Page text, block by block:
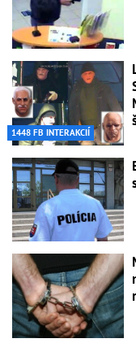
1448 FB INTERAKCIÍ